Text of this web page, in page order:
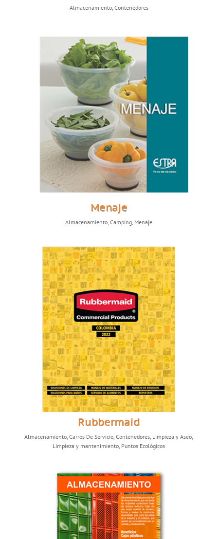
Almacenamiento, Contenedores
Menaje
Almacenamiento ,Camping Menaje
Rubbermaid
Almacenamiento ,Carros De Servicio ,Contenedores Limpieza y Aseo
Limpieza y mantenimiento Puntos Ecológicos